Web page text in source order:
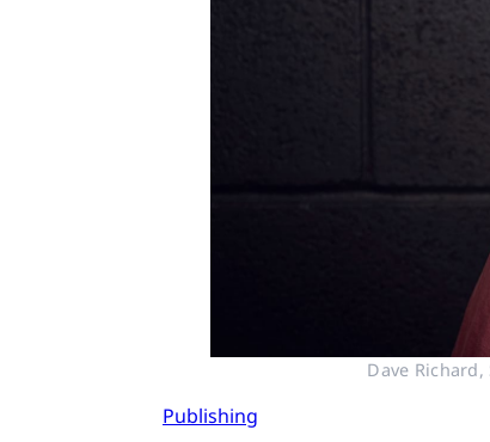
Dave
Publishing